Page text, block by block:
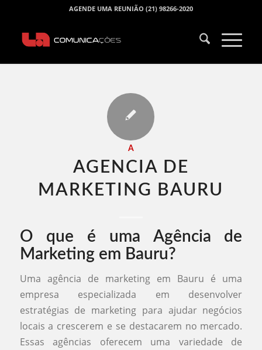
AGENDE UMA REUNIÃO (21) 98266-2020
A
AGENCIA DE
MARKETING BAURU​
O que é uma Agência de
Marketing em Bauru?
Uma agência de marketing em Bauru é uma
empresa especializada em desenvolver
estratégias de marketing para ajudar negócios
locais a crescerem e se destacarem no mercado.
Essas agências oferecem uma variedade de